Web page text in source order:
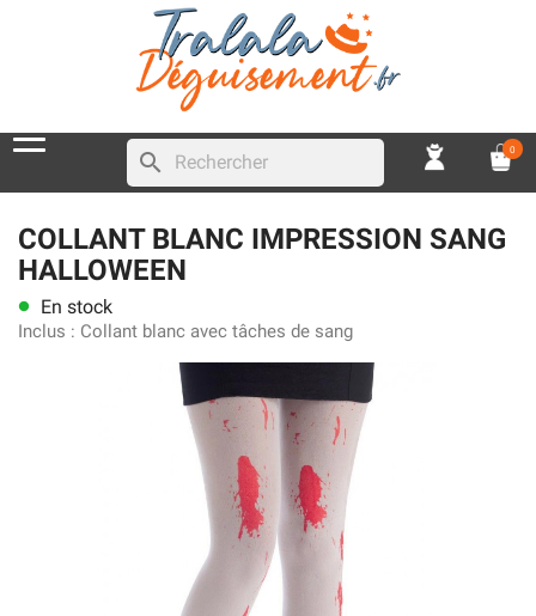
search 0
COLLANT BLANC IMPRESSION SANG
HALLOWEEN
lens En stock
Inclus : Collant blanc avec tâches de sang